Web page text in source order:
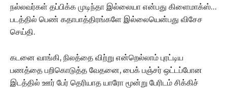
நல்லவர்கள் தப்பிக்க முடிந்தா இல்லையா என்பது கிளைமாக்ஸ்…
படத்தில் பெண் கதாபாத்திரங்களே இல்லையென்பது விசேச
செய்தி.
கடனை வாங்கி, நிலத்தை விற்று என்றெல்லாம் புரட்டிய
பணத்தை பறிகொடுத்த வேதனை, பைக் பஞ்சர் ஒட்டப்போன
இடத்தில் ஊர் பேர் தெரியாத யாரோ மூன்று பேரிடம் சிக்கிச்